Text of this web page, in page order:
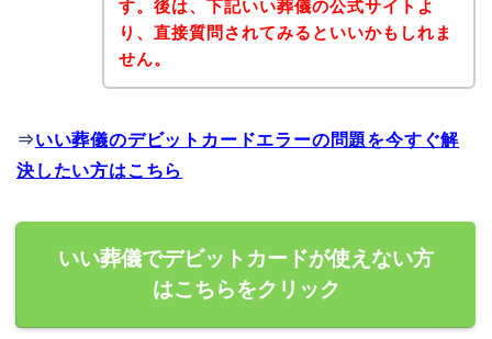
す。後は、下記いい葬儀の公式サイトよ
り、直接質問されてみるといいかもしれま
せん。
⇒いい葬儀のデビットカードエラーの問題を今すぐ解
決したい方はこちら
いい葬儀でデビットカードが使えない方
はこちらをクリック